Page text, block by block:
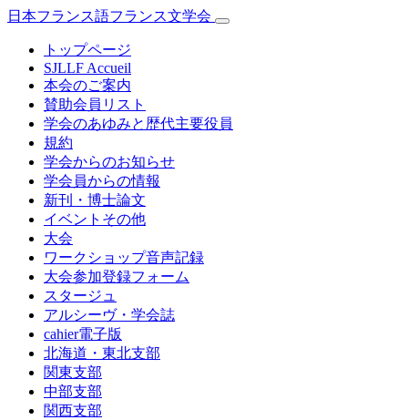
日本フランス語フランス文学会
トップページ
SJLLF Accueil
本会のご案内
賛助会員リスト
学会のあゆみと歴代主要役員
規約
学会からのお知らせ
学会員からの情報
新刊・博士論文
イベントその他
大会
ワークショップ音声記録
大会参加登録フォーム
スタージュ
アルシーヴ・学会誌
cahier電子版
北海道・東北支部
関東支部
中部支部
関西支部